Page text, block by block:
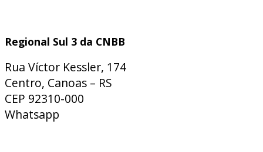
Regional Sul 3 da CNBB
Rua Víctor Kessler, 174
Centro, Canoas – RS
CEP 92310-000
Whatsapp